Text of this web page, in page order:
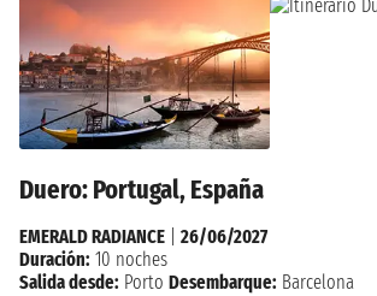
Duero: Portugal, España
EMERALD RADIANCE
26/06/2027
Duración: 10 noches
Salida desde: Porto Desembarque: Barcelona